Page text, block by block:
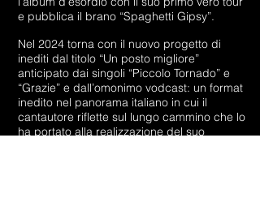
e pubblica il brano “Spaghetti Gipsy”.
Nel 2024 torna con il nuovo progetto di
inediti dal titolo “Un posto migliore”
anticipato dai singoli “Piccolo Tornado” e
“Grazie” e dall’omonimo vodcast: un format
inedito nel panorama italiano in cui il
cantautore riflette sul lungo cammino che lo
ha portato alla realizzazione del suo